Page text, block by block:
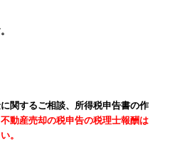
関するご相談、所得税申告書の作
不動産売却の税申告の税理士報酬は
。